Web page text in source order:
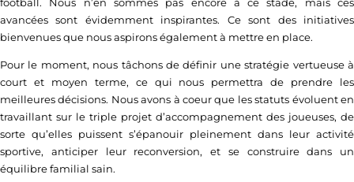
avancées sont évidemment inspirantes. Ce sont des initiatives
bienvenues que nous aspirons également à mettre en place.
Pour le moment, nous tâchons de définir une stratégie vertueuse à
court et moyen terme, ce qui nous permettra de prendre les
meilleures décisions. Nous avons à coeur que les statuts évoluent en
travaillant sur le triple projet d’accompagnement des joueuses, de
sorte qu’elles puissent s’épanouir pleinement dans leur activité
sportive, anticiper leur reconversion, et se construire dans un
équilibre familial sain.